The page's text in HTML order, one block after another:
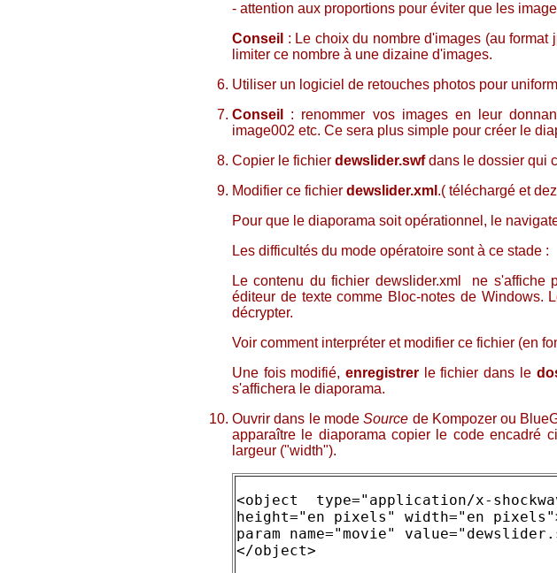
- attention aux proportions pour éviter que les
Conseil : Le choix du nombre d'images (au
limiter ce nombre à une dizaine d'images.
Utiliser un logiciel de retouches photos pour
Conseil : renommer vos images en leur
image002 etc. Ce sera plus simple pour créer le
Copier le fichier dewslider.swfdans le dossier qui
Modifier ce fichier dewslider.xml .( téléchargé et
Pour que le diaporama soit opérationnel, le
Les difficultés du mode opératoire sont à ce stade :
Le contenu du fichier dewslider.xml ne s'affiche
éditeur de texte comme Bloc-notes de Windows.
décrypter.
Voir comment interpréter et modifier ce fichier (en
Une fois modifié,enregistrer le fichier dans le
s'affichera le diaporama.
Ouvrir dans le modeSource de Kompozer ou
apparaître le diaporama copier le code encadré
largeur ("width").
<object type="application/x-
height="en pixels" width="en
param name="movie"
</object>